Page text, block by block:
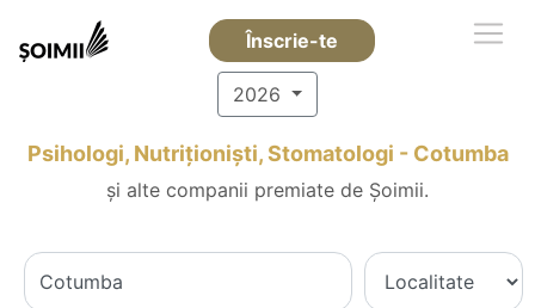
Înscrie-te
2026
Psihologi, Nutriționiști, Stomatologi - Cotumba
și alte companii premiate de Șoimii.